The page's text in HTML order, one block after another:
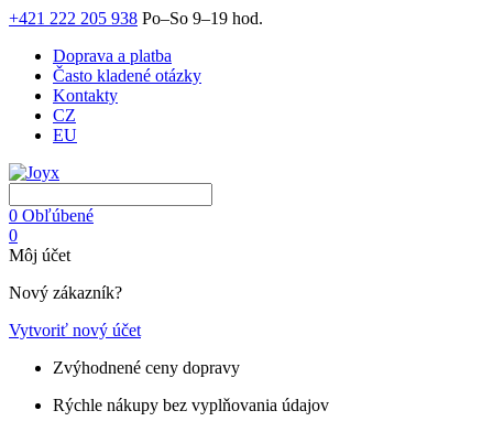
+421 222 205 938 Po–So 9–19 hod.
Doprava a platba
Často kladené otázky
Kontakty
CZ
EU
0 Obľúbené
0
Môj účet
Nový zákazník?
Vytvoriť nový účet
Zvýhodnené ceny dopravy
Rýchle nákupy bez vyplňovania údajov